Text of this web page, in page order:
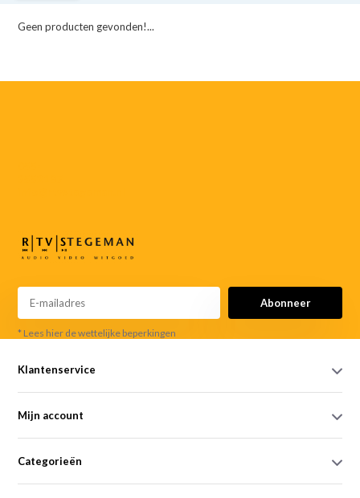
Geen producten gevonden!...
Abonneer
* Lees hier de wettelijke beperkingen
Klantenservice
Mijn account
Categorieën